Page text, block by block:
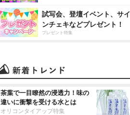
試写会、登壇イベント、サイ
ンチェキなどプレゼント！
プレゼント特集
茶葉で一目瞭然の浸透力！味の
違いに衝撃を受ける水とは
オリコンタイアップ特集